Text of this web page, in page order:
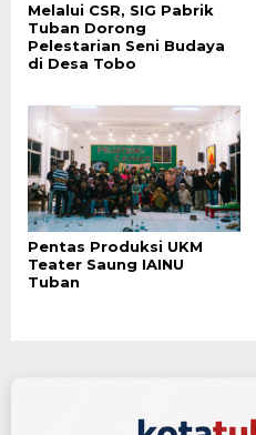
Melalui CSR, SIG Pabrik
Tuban Dorong
Pelestarian Seni Budaya
di Desa Tobo
Pentas Produksi UKM
Teater Saung IAINU
Tuban